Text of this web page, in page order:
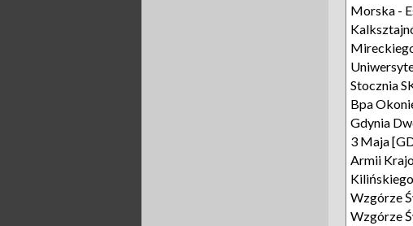
Morska -
Stocznia
Bpa
Gdynia
3 Maja
Armii
Wzgórze
Wzgórze